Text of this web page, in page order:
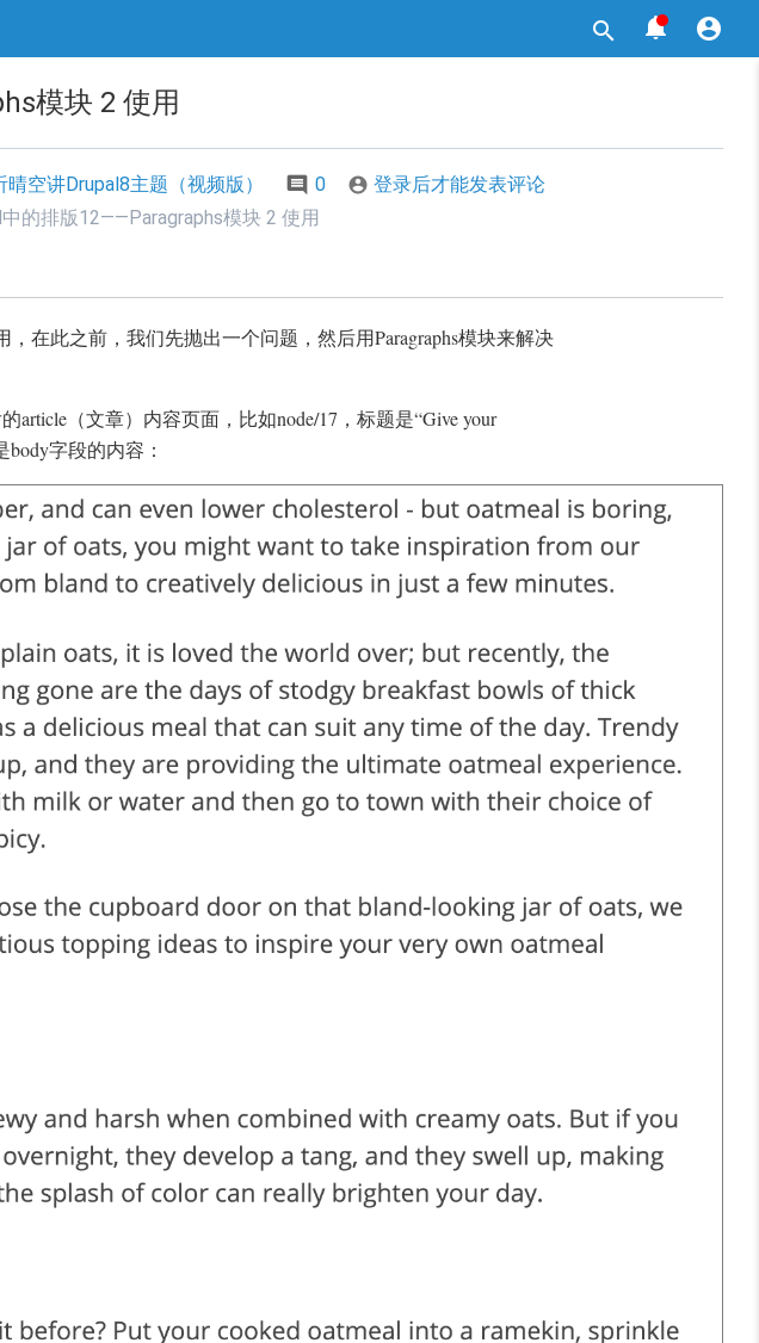



模块 2 使用
晴空讲Drupal8主题（视频版） 0  登录后才能发表评论
的排版12——Paragraphs模块 2 使用
，在此之前，我们先抛出一个问题，然后用Paragraphs模块来解决
article（文章）内容页面，比如node/17，标题是“Give your
body字段的内容：